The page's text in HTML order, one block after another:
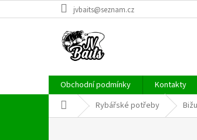
na
jvbaits@seznam.cz
Obchodní podmínky Kontakty
Domů Rybářské potřeby